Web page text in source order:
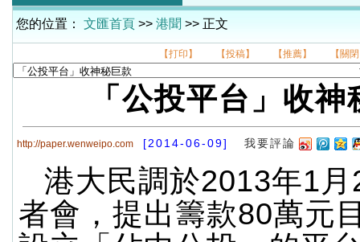
您的位置： 文匯首頁 >> 港聞 >> 正文
【打印】 【投稿】 【推薦】 【關
「公投平台」收神
http://paper.wenweipo.com [2014-06-09] 我要評論
港大民調於2013年1
者會，提出籌款80萬元